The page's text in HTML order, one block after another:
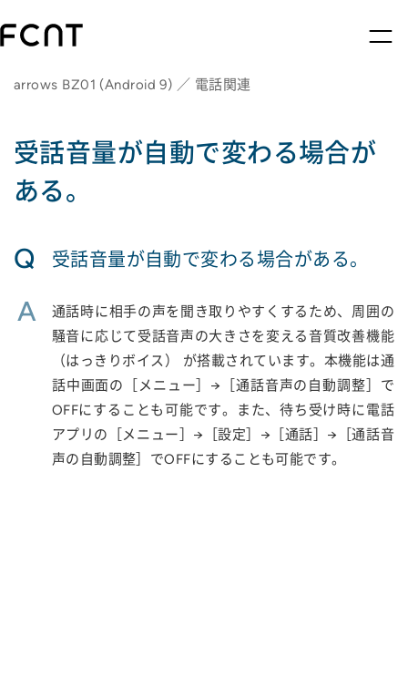
arrows BZ01 (Android 9) ／ 電話関連
受話音量が自動で変わる場合が
ある。
Q 受話音量が自動で変わる場合がある。
A
通話時に相手の声を聞き取りやすくするため、周囲の
騒音に応じて受話音声の大きさを変える音質改善機能
（はっきりボイス） が搭載されています。本機能は通
話中画面の［メニュー］→［通話音声の自動調整］で
OFFにすることも可能です。また、待ち受け時に電話
アプリの［メニュー］→［設定］→［通話］→［通話音
声の自動調整］でOFFにすることも可能です。